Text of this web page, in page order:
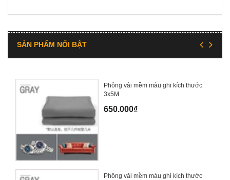
SẢN PHẨM NỔI BẬT
Phông vải mềm màu ghi kích thước
3x5M
650.000₫
Phông vải mềm màu ghi kích thước